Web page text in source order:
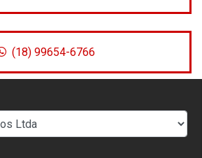
(18) 99654-6766